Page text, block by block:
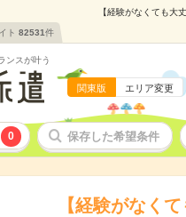
【経験がなくても大
ト 82531件
ンスが叶う
関東版 エリア変更
0 保存した希望条件
【経験がなく